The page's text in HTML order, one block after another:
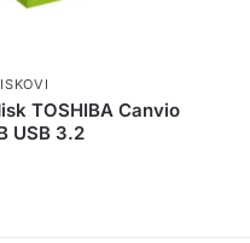
TOSHIBA Canvio
USB 3.2